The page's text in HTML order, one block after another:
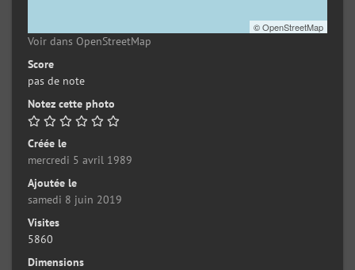
©OpenStreetMap
Voir dans OpenStreetMap
Score
pas de note
Notez cette photo
Créée le
mercredi 5 avril 1989
Ajoutée le
samedi 8 juin 2019
Visites
5860
Dimensions